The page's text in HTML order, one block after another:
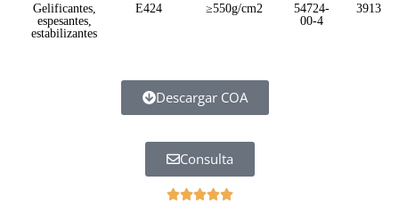
Gelificantes,
espesantes,
estabilizantes
E424 ≥550g/cm2
54724-
00-4
Descargar COA
Consulta
5